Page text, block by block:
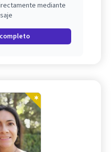
mediante